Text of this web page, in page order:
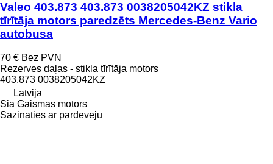
Valeo 403.873 403.873 0038205042KZ stikla
tīrītāja motors paredzēts Mercedes-Benz Vario
autobusa
70 € Bez PVN
Rezerves daļas - stikla tīrītāja motors
403.873 0038205042KZ
Latvija
Sia Gaismas motors
Sazināties ar pārdevēju